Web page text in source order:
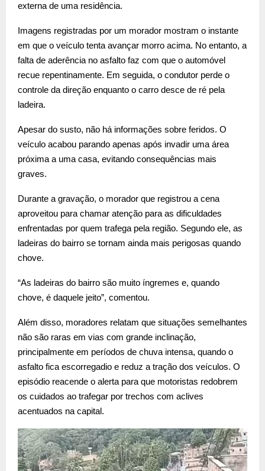
externa de uma residência.
Imagens registradas por um morador mostram o instante
em que o veículo tenta avançar morro acima. No entanto, a
falta de aderência no asfalto faz com que o automóvel
recue repentinamente. Em seguida, o condutor perde o
controle da direção enquanto o carro desce de ré pela
ladeira.
Apesar do susto, não há informações sobre feridos. O
veículo acabou parando apenas após invadir uma área
próxima a uma casa, evitando consequências mais
graves.
Durante a gravação, o morador que registrou a cena
aproveitou para chamar atenção para as dificuldades
enfrentadas por quem trafega pela região. Segundo ele, as
ladeiras do bairro se tornam ainda mais perigosas quando
chove.
“As ladeiras do bairro são muito íngremes e, quando
chove, é daquele jeito”, comentou.
Além disso, moradores relatam que situações semelhantes
não são raras em vias com grande inclinação,
principalmente em períodos de chuva intensa, quando o
asfalto fica escorregadio e reduz a tração dos veículos. O
episódio reacende o alerta para que motoristas redobrem
os cuidados ao trafegar por trechos com aclives
acentuados na capital.
T
o
c